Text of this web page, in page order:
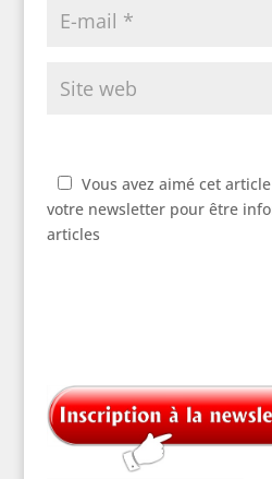
Vous avez aimé cet
votre newsletter pour être
articles